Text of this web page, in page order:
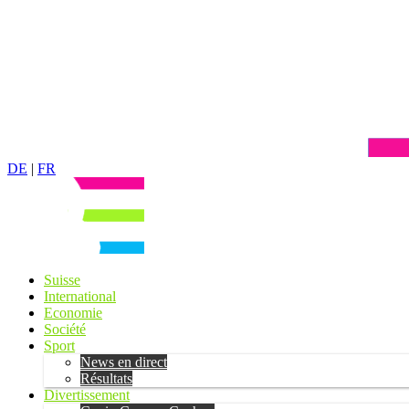
DE | FR
Suisse
International
Economie
Société
Sport
News en direct
Résultats
Divertissement